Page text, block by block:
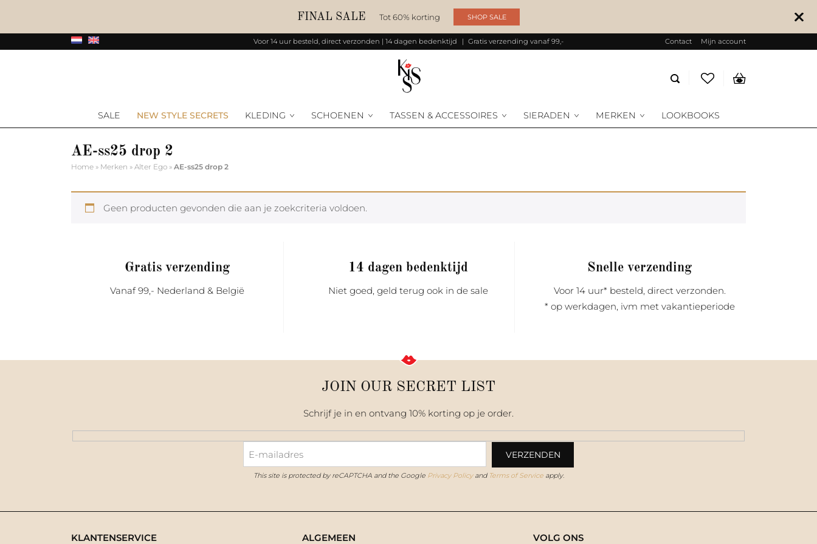
FINAL SALE Tot 60% korting SHOP SALE
Voor 14 uur besteld, direct verzonden | 14 dagen bedenktijd Gratis verzending vanaf 99,- Contact Mijn account
Producten
zoeken
SALE NEW STYLE SECRETS KLEDING SCHOENEN TASSEN & ACCESSOIRES SIERADEN MERKEN LOOKBOOKS
AE-ss25 drop 2
Home » Merken » Alter Ego » AE-ss25 drop 2
Geen producten gevonden die aan je zoekcriteria voldoen.
Gratis verzending
Vanaf 99,- Nederland & België
14 dagen bedenktijd
Niet goed, geld terug ook in de sale
Snelle verzending
Voor 14 uur* besteld, direct verzonden.
* op werkdagen, ivm met vakantieperiode
JOIN OUR SECRET LIST
Schrijf je in en ontvang 10% korting op je order.
This site is protected by reCAPTCHA and the Google Privacy Policyand Terms of Serviceapply.
KLANTENSERVICE ALGEMEEN VOLG ONS